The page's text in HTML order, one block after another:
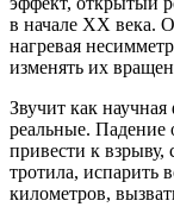
в начале XX века.
нагревая
изменять их
Звучит как
реальные. Падение
привести к
тротила, испарить
километров,